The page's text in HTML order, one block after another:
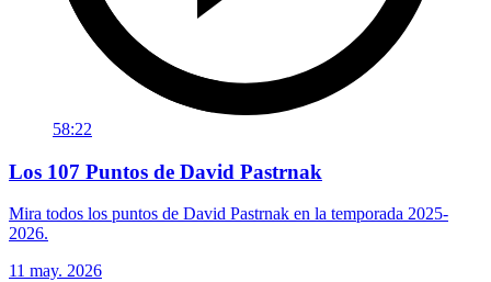
58:22
Los 107 Puntos de David Pastrnak
Mira todos los puntos de David Pastrnak en la temporada 2025-
2026.
11 may. 2026